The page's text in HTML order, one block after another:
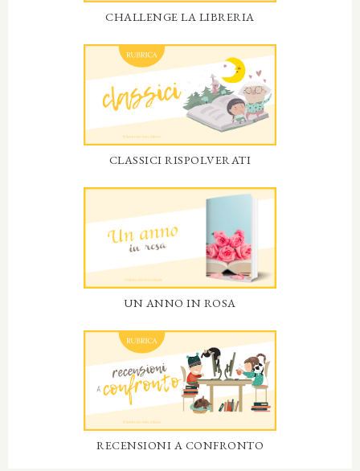
CHALLENGE LA LIBRERIA
CLASSICI RISPOLVERATI
UN ANNO IN ROSA
RECENSIONI A CONFRONTO